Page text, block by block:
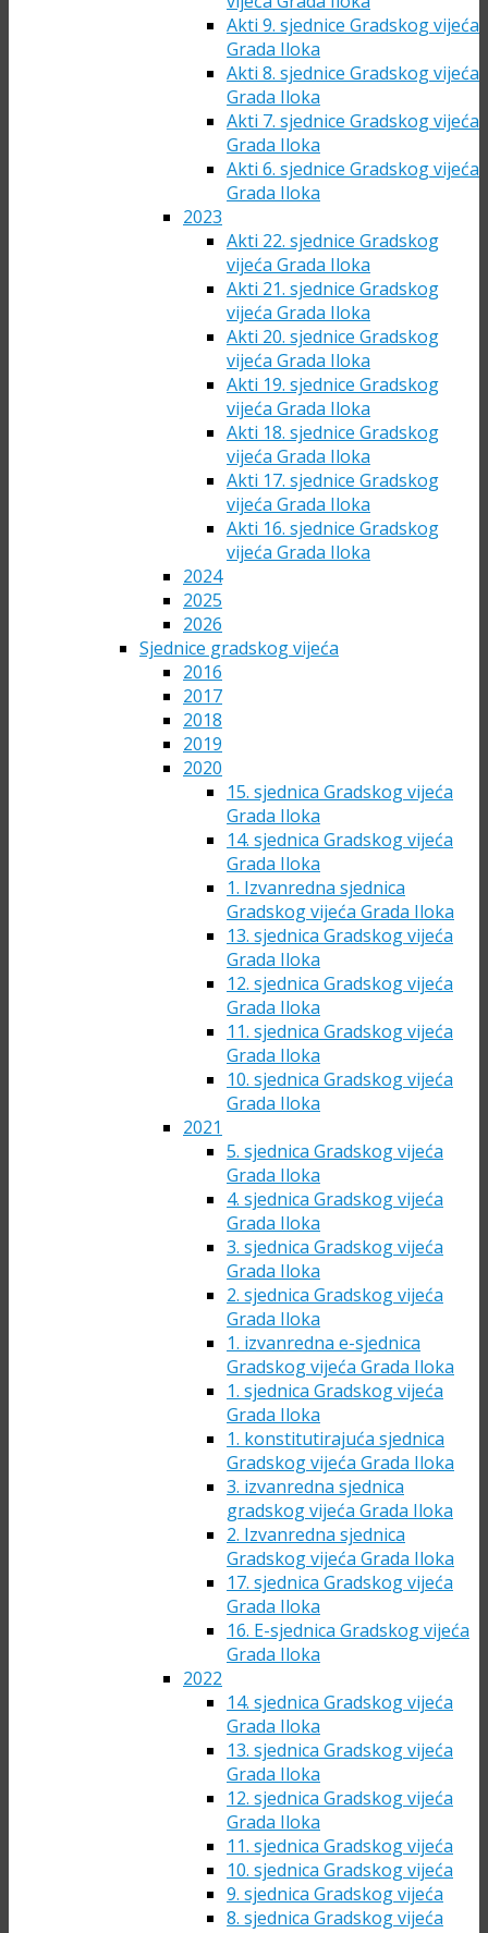
Akti 9. sjednice Gradskog vijeća
Grada Iloka
Akti 8. sjednice Gradskog vijeća
Grada Iloka
Akti 7. sjednice Gradskog vijeća
Grada Iloka
Akti 6. sjednice Gradskog vijeća
Grada Iloka
2023
Akti 22. sjednice Gradskog
vijeća Grada Iloka
Akti 21. sjednice Gradskog
vijeća Grada Iloka
Akti 20. sjednice Gradskog
vijeća Grada Iloka
Akti 19. sjednice Gradskog
vijeća Grada Iloka
Akti 18. sjednice Gradskog
vijeća Grada Iloka
Akti 17. sjednice Gradskog
vijeća Grada Iloka
Akti 16. sjednice Gradskog
vijeća Grada Iloka
2024
2025
2026
Sjednice gradskog vijeća
2016
2017
2018
2019
2020
15. sjednica Gradskog vijeća
Grada Iloka
14. sjednica Gradskog vijeća
Grada Iloka
1. Izvanredna sjednica
Gradskog vijeća Grada Iloka
13. sjednica Gradskog vijeća
Grada Iloka
12. sjednica Gradskog vijeća
Grada Iloka
11. sjednica Gradskog vijeća
Grada Iloka
10. sjednica Gradskog vijeća
Grada Iloka
2021
5. sjednica Gradskog vijeća
Grada Iloka
4. sjednica Gradskog vijeća
Grada Iloka
3. sjednica Gradskog vijeća
Grada Iloka
2. sjednica Gradskog vijeća
Grada Iloka
1. izvanredna e-sjednica
Gradskog vijeća Grada Iloka
1. sjednica Gradskog vijeća
Grada Iloka
1. konstitutirajuća sjednica
Gradskog vijeća Grada Iloka
3. izvanredna sjednica
gradskog vijeća Grada Iloka
2. Izvanredna sjednica
Gradskog vijeća Grada Iloka
17. sjednica Gradskog vijeća
Grada Iloka
16. E-sjednica Gradskog vijeća
Grada Iloka
2022
14. sjednica Gradskog vijeća
Grada Iloka
13. sjednica Gradskog vijeća
Grada Iloka
12. sjednica Gradskog vijeća
Grada Iloka
11. sjednica Gradskog vijeća
10. sjednica Gradskog vijeća
9. sjednica Gradskog vijeća
8. sjednica Gradskog vijeća